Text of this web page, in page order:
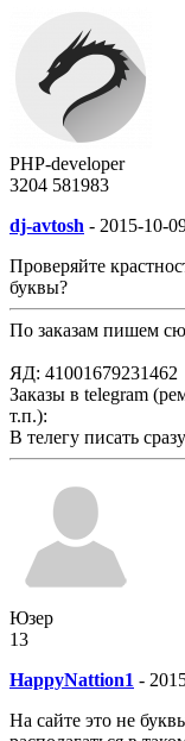
PHP-developer
3204 581983
dj-avtosh - 2015-10-
Проверяйте
буквы?
По заказам пишем
ЯД: 41001679231462
Заказы в telegram
т.п.):
В телегу писать
Юзер
13
HappyNattion1 -
На сайте это не